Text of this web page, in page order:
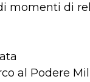
momenti di
al Podere